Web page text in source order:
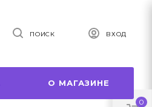
ПОИСК ВХОД
О МАГАЗИНЕ
0